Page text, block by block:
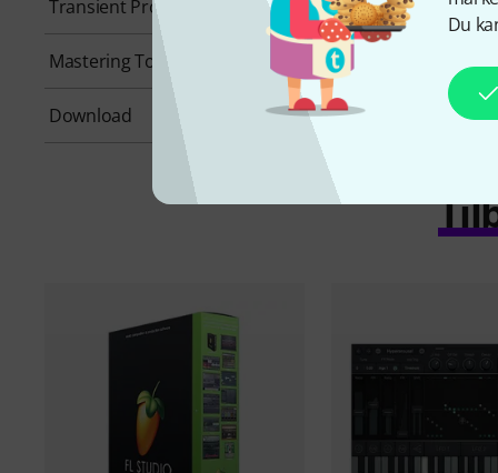
Du
Transient Processing No
Mastering Tools No
Download Yes